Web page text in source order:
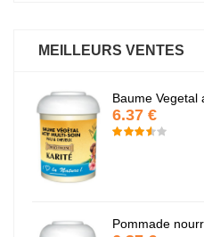
MEILLEURS VENTES
Baume Vegetal
6.37 €
Pommade